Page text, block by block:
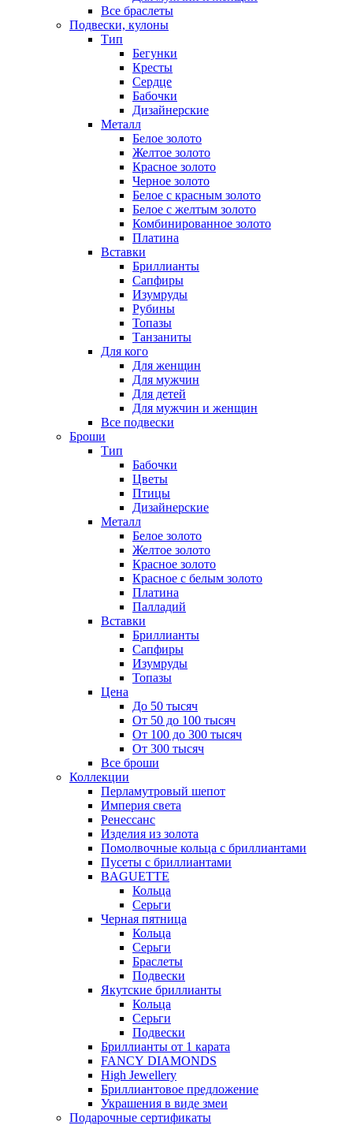
Все браслеты
Подвески, кулоны
Тип
Бегунки
Кресты
Сердце
Бабочки
Дизайнерские
Металл
Белое золото
Желтое золото
Красное золото
Черное золото
Белое с красным золото
Белое с желтым золото
Комбинированное золото
Платина
Вставки
Бриллианты
Сапфиры
Изумруды
Рубины
Топазы
Танзаниты
Для кого
Для женщин
Для мужчин
Для детей
Для мужчин и женщин
Все подвески
Броши
Тип
Бабочки
Цветы
Птицы
Дизайнерские
Металл
Белое золото
Желтое золото
Красное золото
Красное с белым золото
Платина
Палладий
Вставки
Бриллианты
Сапфиры
Изумруды
Топазы
Цена
До 50 тысяч
От 50 до 100 тысяч
От 100 до 300 тысяч
От 300 тысяч
Все броши
Коллекции
Перламутровый шепот
Империя света
Ренессанс
Изделия из золота
Помолвочные кольца с бриллиантами
Пусеты с бриллиантами
BAGUETTE
Кольца
Серьги
Черная пятница
Кольца
Серьги
Браслеты
Подвески
Якутские бриллианты
Кольца
Серьги
Подвески
Бриллианты от 1 карата
FANCY DIAMONDS
High Jewellery
Бриллиантовое предложение
Украшения в виде змеи
Подарочные сертификаты